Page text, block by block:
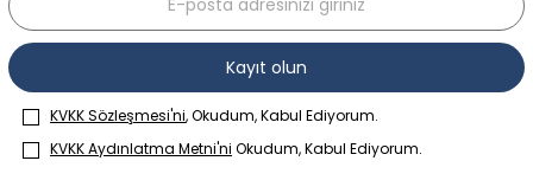
Kayıt olun
KVKK Sözleşmesi'ni, Okudum, Kabul Ediyorum.
KVKK Aydınlatma Metni'ni Okudum, Kabul Ediyorum.